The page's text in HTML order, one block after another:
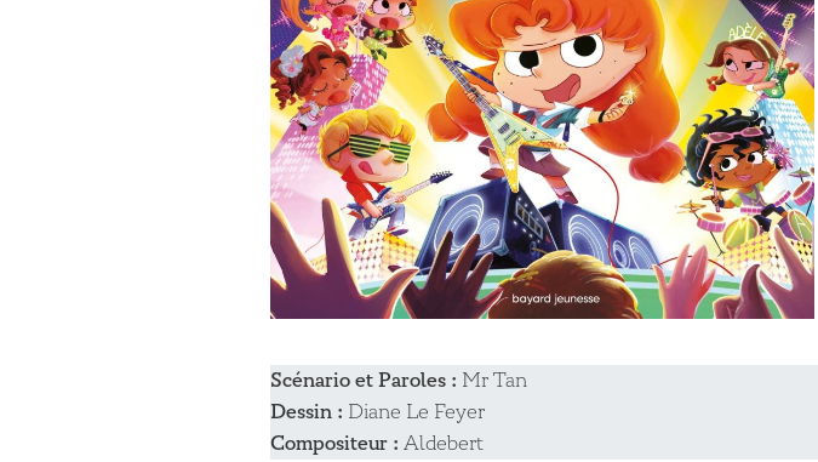
Scénario et Paroles : Mr Tan
Dessin : Diane Le Feyer
Compositeur : Aldebert